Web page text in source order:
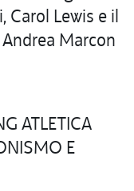
ATLETICA
E